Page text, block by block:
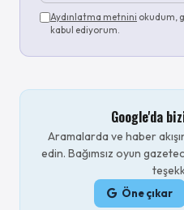
Aydınlatma metnini okudum,
kabul ediyorum.
Google'da
Aramalarda ve haber
edin. Bağımsız oyun
Öne çıkar